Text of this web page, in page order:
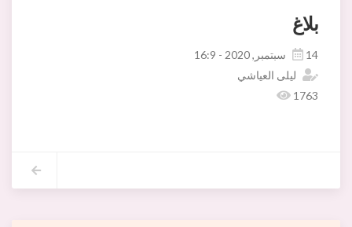
بلاغ
14 سبتمبر, 2020 - 16:9
ليلى العياشي
1763